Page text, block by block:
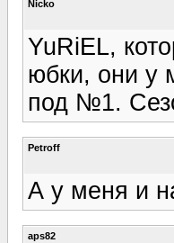
Nicko
YuRiEL,
юбки, они у
под №1.
Petroff
А у меня и
aps82